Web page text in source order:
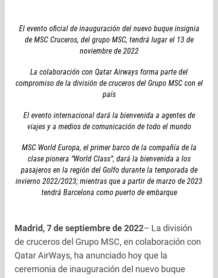
El evento oficial de inauguración del nuevo buque insignia
de MSC Cruceros, del grupo MSC, tendrá lugar el 13 de
noviembre de 2022
La colaboración con Qatar Airways forma parte del
compromiso de la división de cruceros del Grupo MSC con el
país
El evento internacional dará la bienvenida a agentes de
viajes y a medios de comunicación de todo el mundo
MSC World Europa, el primer barco de la compañía de la
clase pionera “World Class”, dará la bienvenida a los
pasajeros en la región del Golfo durante la temporada de
invierno 2022/2023; mientras que a partir de marzo de 2023
tendrá Barcelona como puerto de embarque
Madrid, 7 de septiembre de 2022– La división
de cruceros del Grupo MSC, en colaboración con
Qatar AirWays, ha anunciado hoy que la
ceremonia de inauguración del nuevo buque